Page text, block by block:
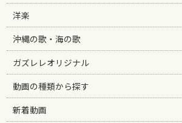
洋楽
沖縄の歌・海の歌
ガズレレオリジナル
動画の種類から探す
新着動画